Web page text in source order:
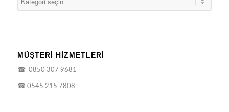
MÜŞTERİ HİZMETLERİ
☎0850 307 9681
☎0545 215 7808